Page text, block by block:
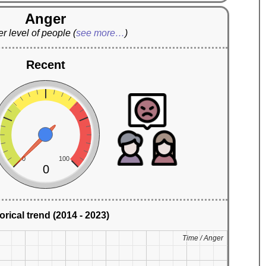
Anger
level of people(see more…)
Recent
0 100
0
trend (2014 - 2023)
Time / Anger
Time / Anger